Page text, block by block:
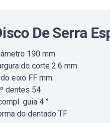
De Serra
190 mm
do corte 2.6 mm
eixo FF mm
dentes 54
guia 4 °
do dentado TF